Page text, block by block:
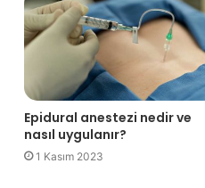
Epidural anestezi nedir ve
nasıl uygulanır?
1 Kasım 2023